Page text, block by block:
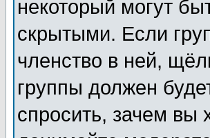
некоторый могут
скрытыми. Если
членство в ней,
группы должен
спросить, зачем вы